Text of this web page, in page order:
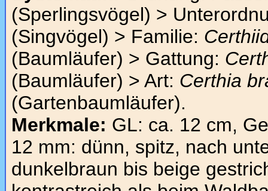
(Sperlingsvögel) >
(Singvögel) > Familie:
(Baumläufer) > Gattung:
(Baumläufer) > Art: Certhia
(Gartenbaumläufer).
Merkmale: GL: ca. 12 cm,
12 mm: dünn, spitz, nach
dunkelbraun bis beige